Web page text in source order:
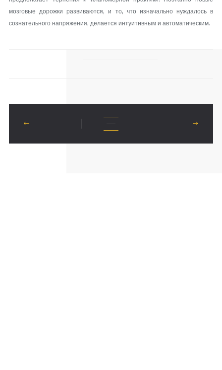
мозговые дорожки развиваются, и то, что изначально нуждалось в
сознательного напряжения, делается интуитивным и автоматическим.